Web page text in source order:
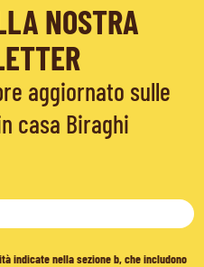
NOSTRA
aggiornato sulle
casa Biraghi
indicate nella sezione b, che includono